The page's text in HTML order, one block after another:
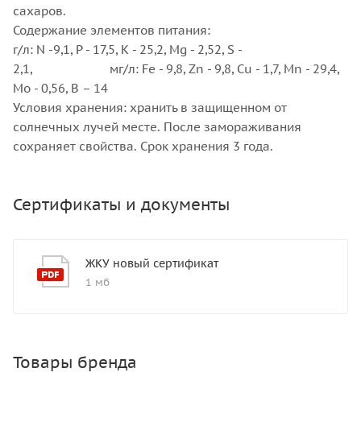
сахаров.
Содержание элементов питания:
г/л: N -9,1, P - 17,5, K - 25,2, Mg - 2,52, S -
2,1, мг/л: Fe - 9,8, Zn - 9,8, Cu - 1,7, Mn - 29,4,
Mo - 0,56, B – 14
Условия хранения: хранить в защищенном от
солнечных лучей месте. После замораживания
сохраняет свойства. Срок хранения 3 года.
Сертификаты и документы
ЖКУ новый сертификат
1 мб
Товары бренда